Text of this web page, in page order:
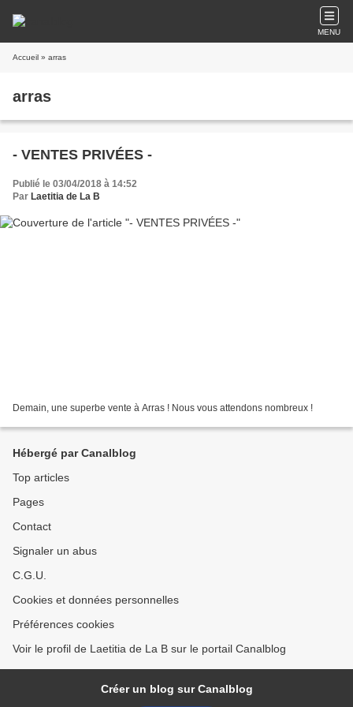
MENU
Accueil » arras
arras
- VENTES PRIVÉES -
Publié le 03/04/2018 à 14:52
Par Laetitia de La B
Demain, une superbe vente à Arras ! Nous vous attendons nombreux !
Hébergé par Canalblog
Top articles
Pages
Contact
Signaler un abus
C.G.U.
Cookies et données personnelles
Préférences cookies
Voir le profil de Laetitia de La B sur le portail Canalblog
Créer un blog sur Canalblog